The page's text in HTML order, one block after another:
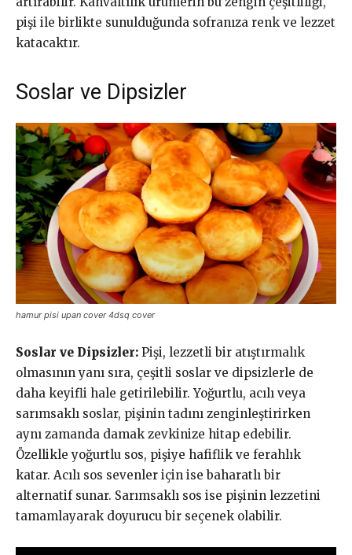
pişi ile birlikte sunulduğunda sofranıza renk ve lezzet
katacaktır.
Soslar ve Dipsizler
hamur pisi upan cover 4dsq cover
Soslar ve Dipsizler: Pişi, lezzetli bir atıştırmalık
olmasının yanı sıra, çeşitli soslar ve dipsizlerle de
daha keyifli hale getirilebilir. Yoğurtlu, acılı veya
sarımsaklı soslar, pişinin tadını zenginleştirirken
aynı zamanda damak zevkinize hitap edebilir.
Özellikle yoğurtlu sos, pişiye hafiflik ve ferahlık
katar. Acılı sos sevenler için ise baharatlı bir
alternatif sunar. Sarımsaklı sos ise pişinin lezzetini
tamamlayarak doyurucu bir seçenek olabilir.